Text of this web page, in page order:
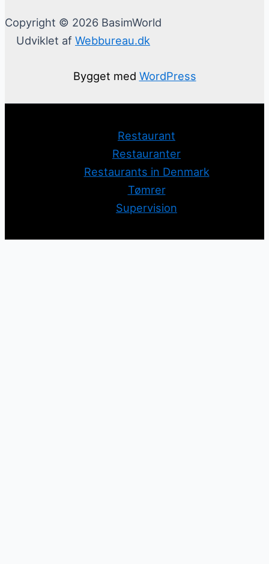
Copyright © 2026 BasimWorld
Udviklet af Webbureau.dk
Bygget med WordPress
Restaurant
Restauranter
Restaurants in Denmark
Tømrer
Supervision